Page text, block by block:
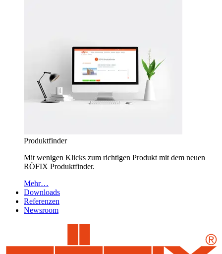
Produktfinder
Mit wenigen Klicks zum richtigen Produkt mit dem neuen
RÖFIX Produktfinder.
Mehr…
Downloads
Referenzen
Newsroom